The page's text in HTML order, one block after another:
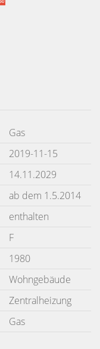
Gas
2019-11-15
14.11.2029
ab dem 1.5.2014
enthalten
F
1980
Wohngebäude
Zentralheizung
Gas